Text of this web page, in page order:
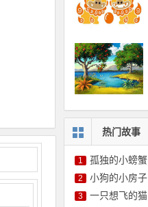
热门故事
1 孤独的小螃蟹
2 小狗的小房子
3 一只想飞的猫